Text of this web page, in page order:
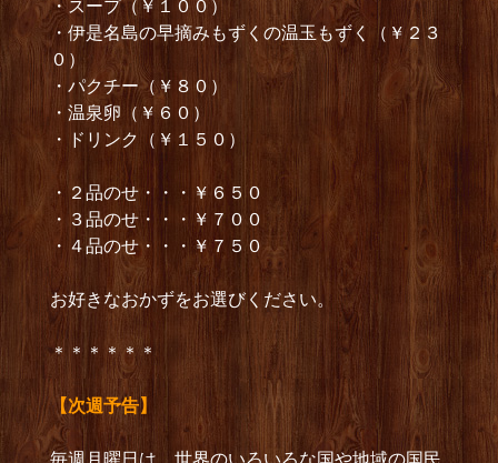
・スープ（￥１００）
・伊是名島の早摘みもずくの温玉もずく（￥２３
０）
・パクチー（￥８０）
・温泉卵（￥６０）
・ドリンク（￥１５０）
・２品のせ・・・￥６５０
・３品のせ・・・￥７００
・４品のせ・・・￥７５０
お好きなおかずをお選びください。
＊＊＊＊＊＊
【次週予告】
毎週月曜日は、世界のいろいろな国や地域の国民